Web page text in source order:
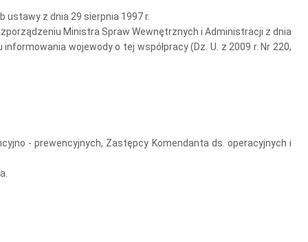
ustawy z dnia 29 sierpnia 1997 r.
Ministra Spraw Wewnętrznych i Administracji z dnia
wojewody o tej współpracy (Dz. U. z 2009 r. Nr 220,
- prewencyjnych, Zastępcy Komendanta ds. operacyjnych i